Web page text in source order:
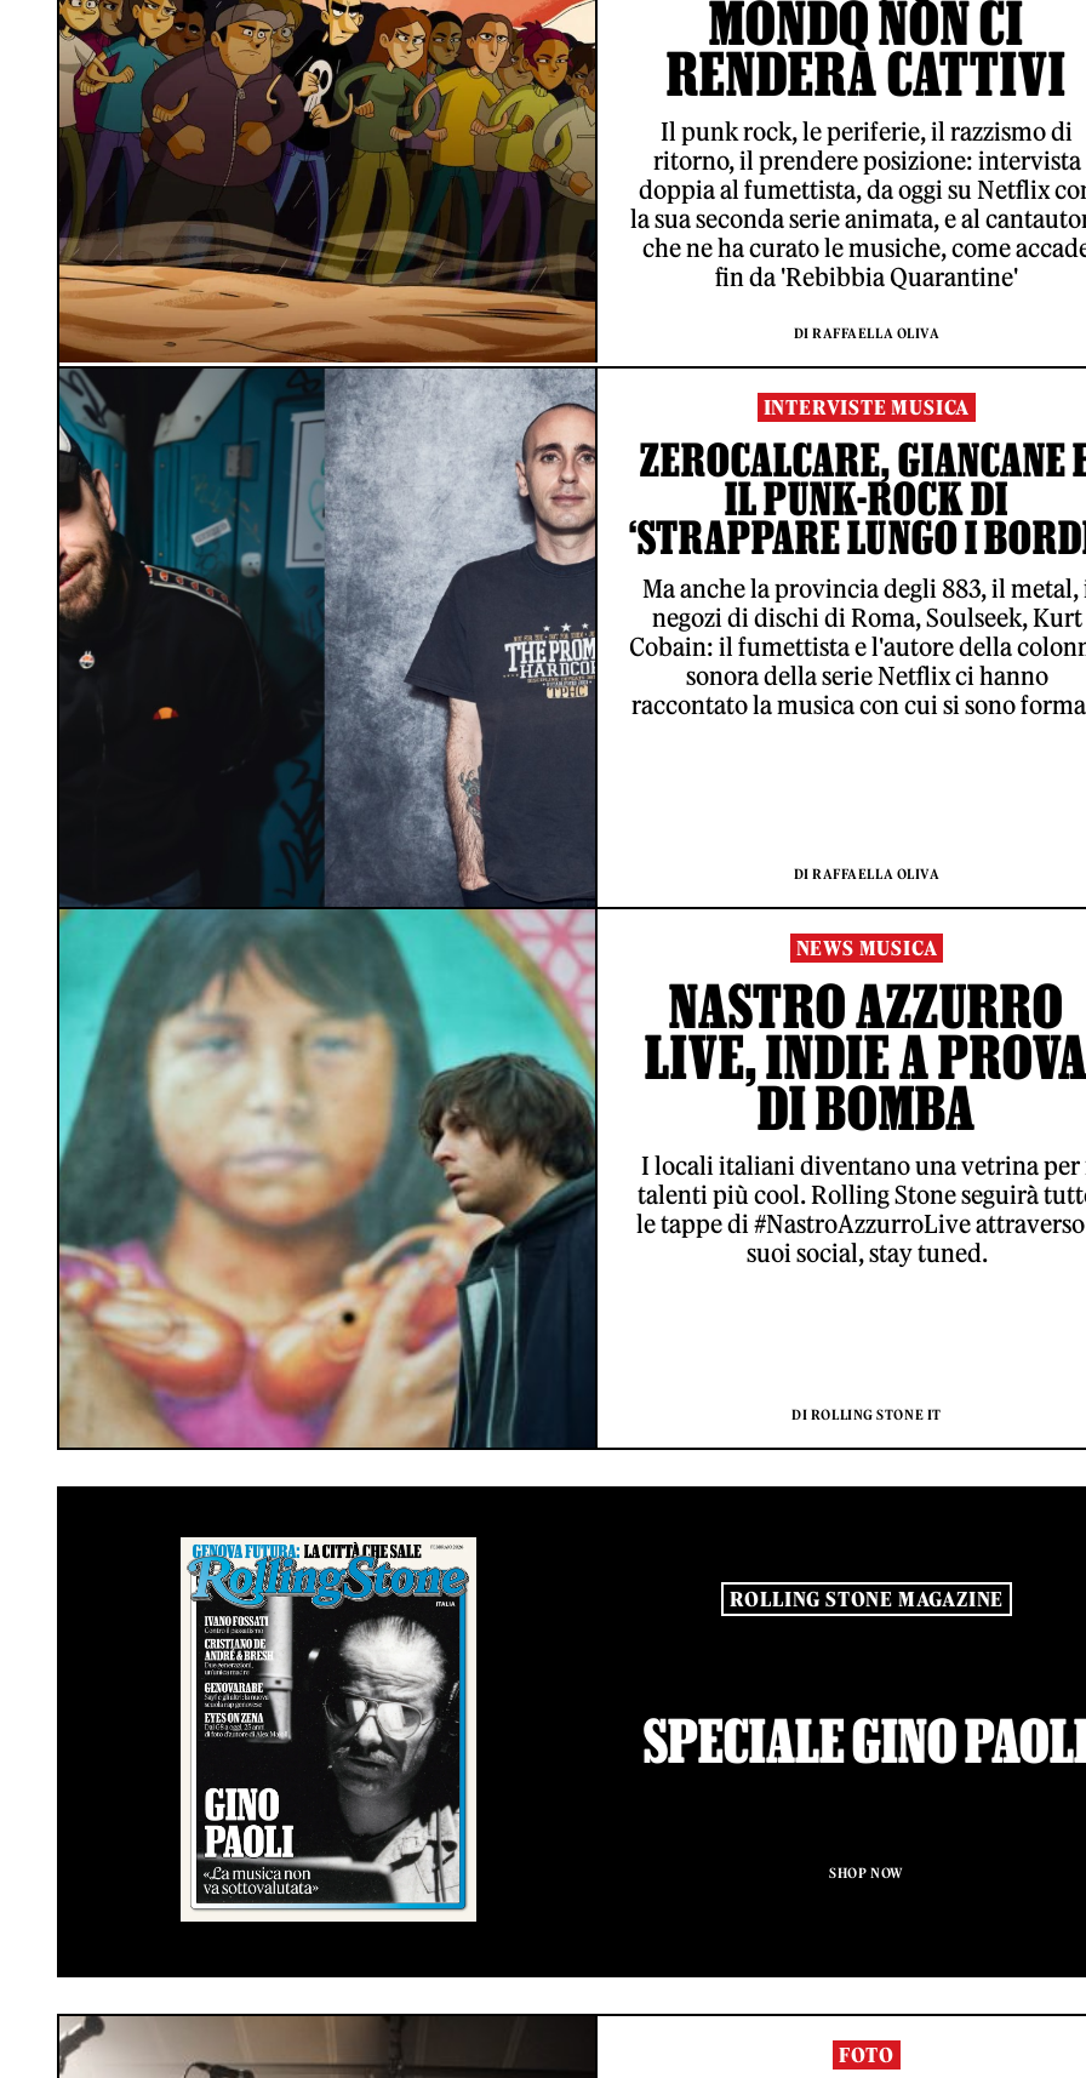
MONDO NON CI
RENDERÀ CATTIVI
Il punk rock, le periferie, il razzismo di
ritorno, il prendere posizione: intervista
doppia al fumettista, da oggi su Netflix
la sua seconda serie animata, e al
che ne ha curato le musiche, come
fin da 'Rebibbia Quarantine'
DI RAFFAELLA OLIVA
INTERVISTE MUSICA
ZEROCALCARE, GIANCANE
IL PUNK-ROCK DI
‘STRAPPARE LUNGO I
Ma anche la provincia degli 883, il metal,
negozi di dischi di Roma, Soulseek, Kurt
Cobain: il fumettista e l'autore della
sonora della serie Netflix ci hanno
raccontato la musica con cui si sono
DI RAFFAELLA OLIVA
NEWS MUSICA
NASTRO AZZURRO
LIVE, INDIE A
DI BOMBA
I locali italiani diventano una vetrina per
talenti più cool. Rolling Stone seguirà
le tappe di #NastroAzzurroLive
suoi social, stay tuned.
DI ROLLING STONE IT
ROLLING STONE MAGAZINE
SPECIALE GINO
SHOP NOW
FOTO